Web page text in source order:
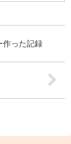
作った記録